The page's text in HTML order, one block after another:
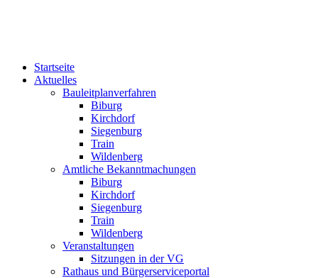
Startseite
Aktuelles
Bauleitplanverfahren
Biburg
Kirchdorf
Siegenburg
Train
Wildenberg
Amtliche Bekanntmachungen
Biburg
Kirchdorf
Siegenburg
Train
Wildenberg
Veranstaltungen
Sitzungen in der VG
Rathaus und Bürgerserviceportal